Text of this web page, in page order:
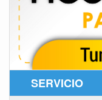
SERVICIO